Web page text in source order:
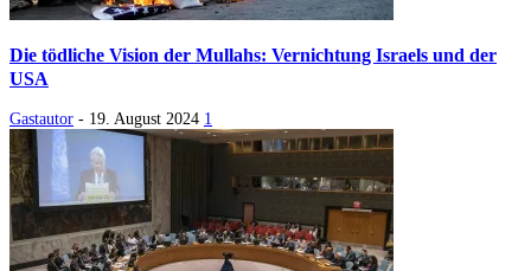
Die tödliche Vision der Mullahs: Vernichtung Israels und der
USA
Gastautor - 19. August 2024 1